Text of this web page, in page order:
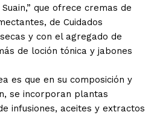
que ofrece cremas de
de Cuidados
y con el agregado de
de loción tónica y jabones
es que en su composición y
se incorporan plantas
infusiones, aceites y extractos